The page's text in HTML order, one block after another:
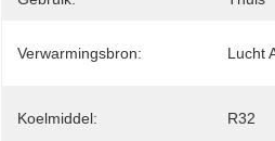
Verwarmingsbron: Lucht
Koelmiddel: R32